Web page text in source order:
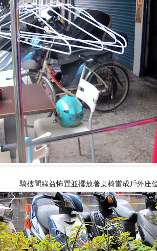
騎樓間綠益怖置並擺放著桌椅當成戶外座